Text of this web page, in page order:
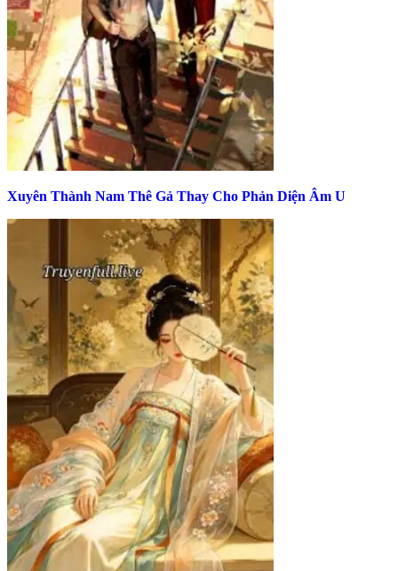
Xuyên Thành Nam Thê Gả Thay Cho Phản Diện Âm U